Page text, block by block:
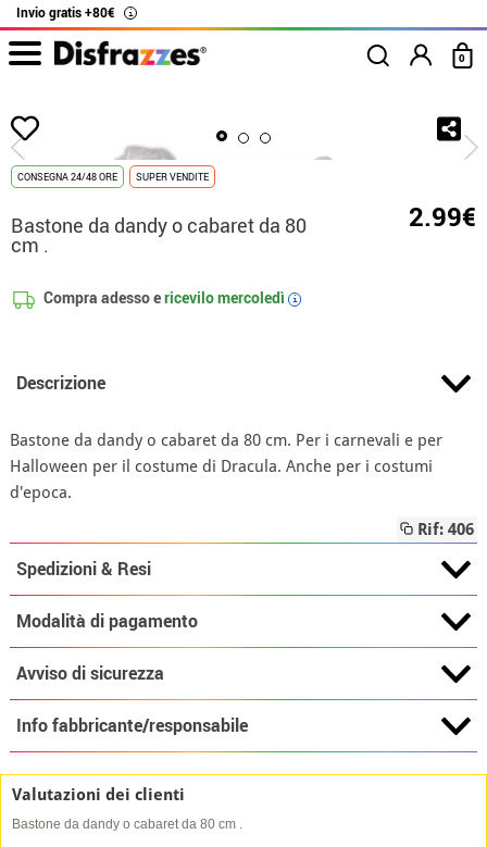
Invio gratis +80€ i
0
Inizio
CONSEGNA 24/48 ORE SUPER VENDITE
Bastone da dandy o cabaret da 80
cm .
2.99€
Compra adesso ericevilomercoledì i
Descrizione
Bastone da dandy o cabaret da 80 cm. Per i carnevali e per
Halloween per il costume di Dracula. Anche per i costumi
d'epoca.
Rif: 406
Spedizioni & Resi
Modalità di pagamento
Avviso di sicurezza
Info fabbricante/responsabile
Valutazioni dei clienti
Bastone da dandy o cabaret da 80 cm .